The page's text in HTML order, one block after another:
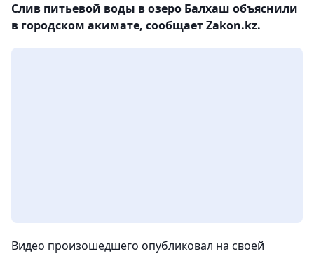
Слив питьевой воды в озеро Балхаш объяснили
в городском акимате, сообщает Zakon.kz.
Видео произошедшего опубликовал на своей